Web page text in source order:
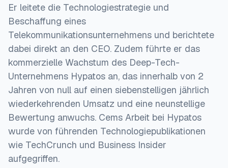
Er leitete die Technologiestrategie und
Beschaffung eines
Telekommunikationsunternehmens und berichtete
dabei direkt an den CEO. Zudem führte er das
kommerzielle Wachstum des Deep-Tech-
Unternehmens Hypatos an, das innerhalb von 2
Jahren von null auf einen siebenstelligen jährlich
wiederkehrenden Umsatz und eine neunstellige
Bewertung anwuchs. Cems Arbeit bei Hypatos
wurde von führenden Technologiepublikationen
wie TechCrunch und Business Insider
aufgegriffen.